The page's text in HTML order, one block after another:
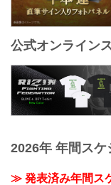
公式オンライン
2026年 年間スケ
≫ 発表済み年間ス